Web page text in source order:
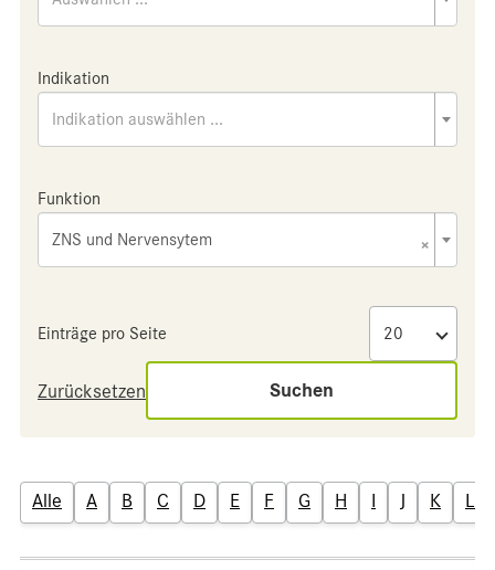
Indikation
Indikation auswählen ...
Funktion
×
ZNS und Nervensytem
Einträge pro Seite
Zurücksetzen Suchen
Alle A B C D E F G H I J K L